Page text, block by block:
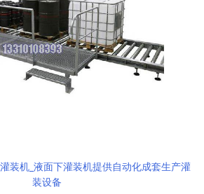
装机_液面下灌装机提供自动化成套生产灌
装设备